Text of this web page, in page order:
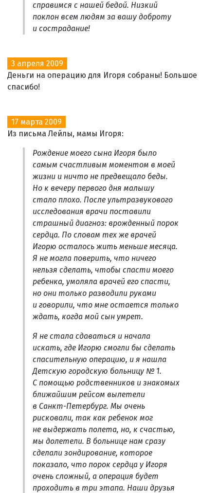
справимся с нашей бедой. Низкий
поклон всем людям за вашу доброту
и сострадание!
3 апреля 2009
Деньги на операцию для Игоря собраны! Большое
спасибо!
17 марта 2009
Из письма Лейлы, мамы Игоря:
Рождение моего сына Игоря было
самым счастливым моментом в моей
жизни и ничто не предвещало беды.
Но к вечеру первого дня малышу
стало плохо. После ультразвукового
исследования врачи поставили
страшный диагноз: врожденный порок
сердца. По словам тех же врачей
Игорю осталось жить меньше месяца.
Я не могла поверить, что ничего
нельзя сделать, чтобы спасти моего
ребенка, умоляла врачей его спасти,
но они только разводили руками
и говорили, что мне остается только
ждать, когда мой сын умрет.
Я не стала сдаваться и начала
искать, где Игорю смогли бы сделать
спасительную операцию, и я нашла
Детскую городскую больницу № 1.
С помощью родственников и знакомых
ближайшим рейсом вылетели
в Санкт-Петербург. Мы очень
рисковали, так как ребенок мог
не выдержать полета, но, к счастью,
мы долетели. В больнице нам сразу
сделали зондирование, которое
показало, что порок сердца у Игоря
очень сложный, а операция будет
проходить в три этапа. Наши друзья